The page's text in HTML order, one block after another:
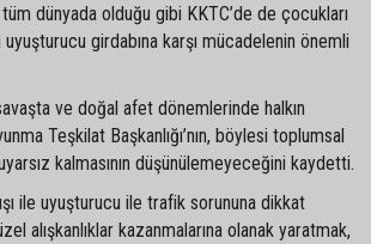
dünyada olduğu gibi KKTC’de de çocukları
girdabına karşı mücadelenin önemli
ve doğal afet dönemlerinde halkın
Teşkilat Başkanlığı’nın, böylesi toplumsal
kalmasının düşünülemeyeceğini kaydetti.
ile uyuşturucu ile trafik sorununa dikkat
alışkanlıklar kazanmalarına olanak yaratmak,